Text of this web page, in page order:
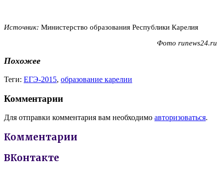
Источник: Министерство образования Республики Карелия
Фото runews24.ru
Похожее
Теги: ЕГЭ-2015, образование карелии
Комментарии
Для отправки комментария вам необходимо авторизоваться.
Комментарии
ВКонтакте